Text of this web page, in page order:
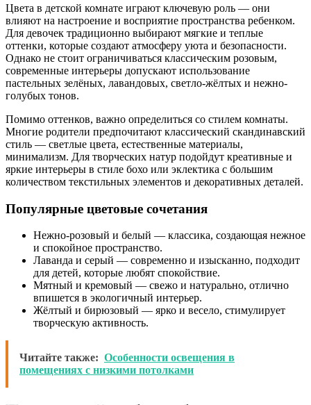
Цвета в детской комнате играют ключевую роль — они
влияют на настроение и восприятие пространства ребенком.
Для девочек традиционно выбирают мягкие и теплые
оттенки, которые создают атмосферу уюта и безопасности.
Однако не стоит ограничиваться классическим розовым,
современные интерьеры допускают использование
пастельных зелёных, лавандовых, светло-жёлтых и нежно-
голубых тонов.
Помимо оттенков, важно определиться со стилем комнаты.
Многие родители предпочитают классический скандинавский
стиль — светлые цвета, естественные материалы,
минимализм. Для творческих натур подойдут креативные и
яркие интерьеры в стиле бохо или эклектика с большим
количеством текстильных элементов и декоративных деталей.
Популярные цветовые сочетания
Нежно-розовый и белый — классика, создающая нежное
и спокойное пространство.
Лаванда и серый — современно и изысканно, подходит
для детей, которые любят спокойствие.
Мятный и кремовый — свежо и натурально, отлично
впишется в экологичный интерьер.
Жёлтый и бирюзовый — ярко и весело, стимулирует
творческую активность.
Читайте также: Особенности освещения в
помещениях с низкими потолками